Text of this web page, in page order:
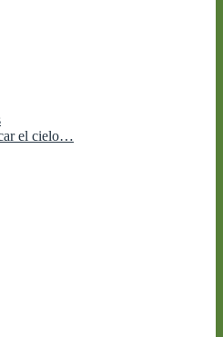
el cielo…